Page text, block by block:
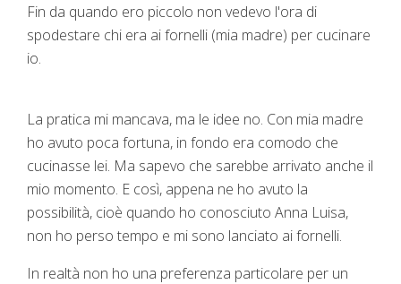
Fin da quando ero piccolo non vedevo l'ora di
spodestare chi era ai fornelli (mia madre) per cucinare
io.
La pratica mi mancava, ma le idee no. Con mia madre
ho avuto poca fortuna, in fondo era comodo che
cucinasse lei. Ma sapevo che sarebbe arrivato anche il
mio momento. E così, appena ne ho avuto la
possibilità, cioè quando ho conosciuto Anna Luisa,
non ho perso tempo e mi sono lanciato ai fornelli.
In realtà non ho una preferenza particolare per un